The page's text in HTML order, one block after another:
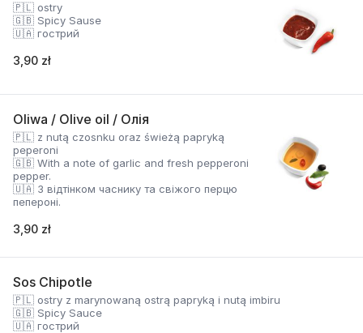
🇵🇱 ostry
🇬🇧 Spicy Sause
🇺🇦 гострий
3,90 zł
Oliwa / Olive oil / Олія
🇵🇱 z nutą czosnku oraz świeżą papryką
peperoni
🇬🇧 With a note of garlic and fresh pepperoni
pepper.
🇺🇦 З відтінком часнику та свіжого перцю
пепероні.
3,90 zł
Sos Chipotle
🇵🇱 ostry z marynowaną ostrą papryką i nutą imbiru
🇬🇧 Spicy Sauce
🇺🇦 гострий